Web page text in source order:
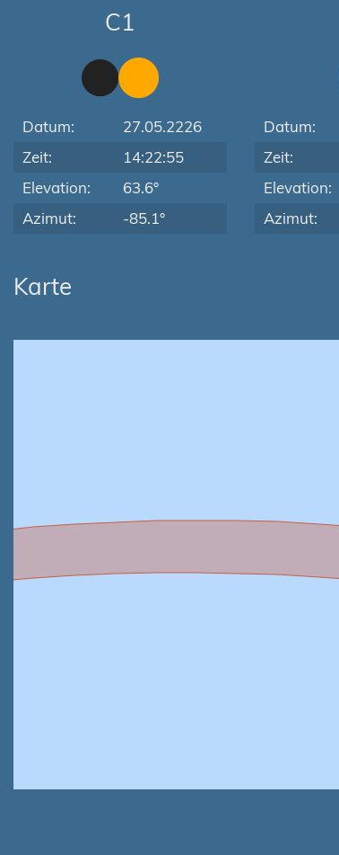
C1
Datum:
27.05.2226
Zeit:
14:22:55
Elevation:
63.6°
Azimut:
-85.1°
Datum:
Zeit:
Elevation:
Azimut:
Karte